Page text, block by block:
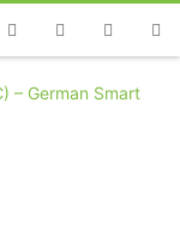
InstagramLinkedin